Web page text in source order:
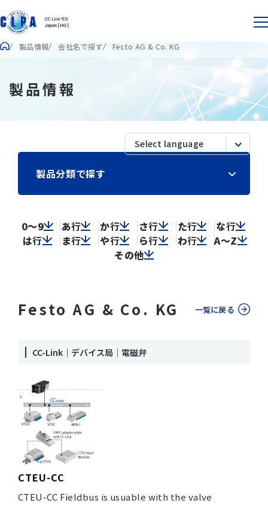
製品情報 会社名で探す Festo AG & Co. KG
製品情報
製品分類で探す
0～9 あ行 か行 さ行 た行 な行
は行 ま行 や行 ら行 わ行
A～Z
その他
Festo AG & Co. KG 一覧に戻る
CC-Link｜デバイス局｜電磁弁
CTEU-CC
CTEU-CC Fieldbus is usuable with the valve